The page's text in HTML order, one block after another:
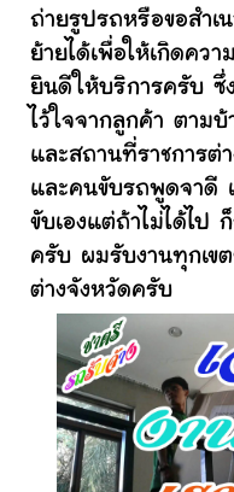
ถ่ายรูปรถหรือขอสำเ
ย้ายได้เพื่อให้เกิดคว
ยินดีให้บริการครับ ซึ่
ไว้ใจจากลูกค้า ตาม
และสถานที่ราชการ
และคนขับรถพูดจาดี
ขับเองแต่ถ้าไม่ได้ไป
ครับ ผมรับงานทุกเข
ต่างจังหวัดครับ